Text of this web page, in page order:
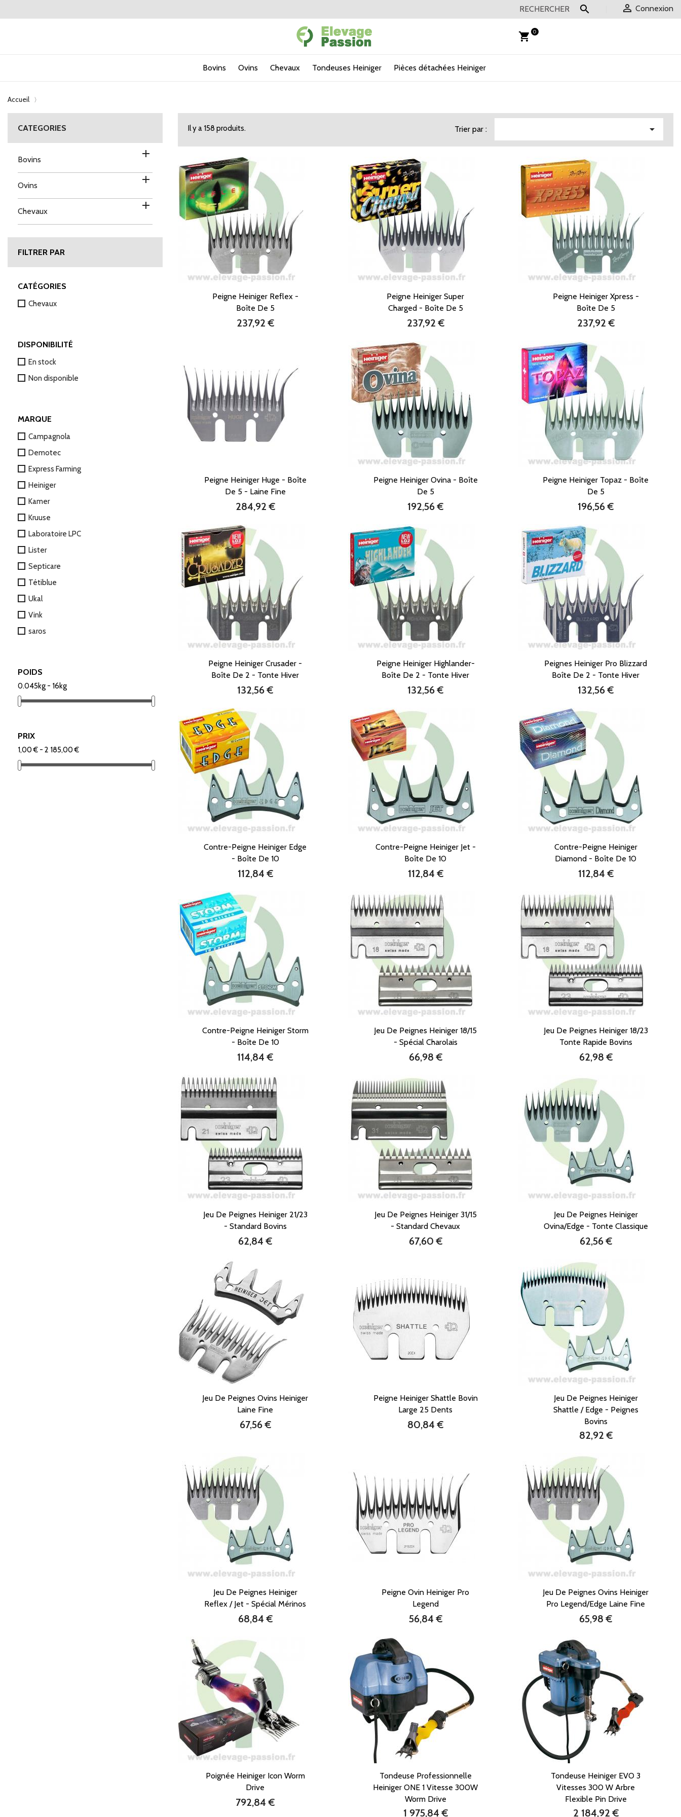
  Connexion
shopping_cart 0
Bovins Ovins Chevaux Tondeuses Heiniger Pièces détachées Heiniger
Accueil
CATEGORIES
Bovins 
Ovins 
Chevaux 
FILTRER PAR
CATÉGORIES
Chevaux
DISPONIBILITÉ
En stock
Non disponible
MARQUE
Campagnola
Demotec
Express Farming
Heiniger
Kamer
Kruuse
Laboratoire LPC
Lister
Septicare
Tétiblue
Ukal
Vink
saros
POIDS
0.045kg - 16kg
PRIX
1,00 € - 2 185,00 €
Il y a 158 produits. Trier par : 
Peigne Heiniger Reflex -
Boîte De 5
Prix
237,92 €
Peigne Heiniger Super
Charged - Boîte De 5
Prix
237,92 €
Peigne Heiniger Xpress -
Boîte De 5
Prix
237,92 €
Peigne Heiniger Huge - Boîte
De 5 - Laine Fine
Prix
284,92 €
Peigne Heiniger Ovina - Boîte
De 5
Prix
192,56 €
Peigne Heiniger Topaz - Boîte
De 5
Prix
196,56 €
Peigne Heiniger Crusader -
Boîte De 2 - Tonte Hiver
Prix
132,56 €
Peigne Heiniger Highlander-
Boîte De 2 - Tonte Hiver
Prix
132,56 €
Peignes Heiniger Pro Blizzard
Boîte De 2 - Tonte Hiver
Prix
132,56 €
Contre-Peigne Heiniger Edge
- Boîte De 10
Prix
112,84 €
Contre-Peigne Heiniger Jet -
Boîte De 10
Prix
112,84 €
Contre-Peigne Heiniger
Diamond - Boîte De 10
Prix
112,84 €
Contre-Peigne Heiniger Storm
- Boîte De 10
Prix
114,84 €
Jeu De Peignes Heiniger 18/15
- Spécial Charolais
Prix
66,98 €
Jeu De Peignes Heiniger 18/23
Tonte Rapide Bovins
Prix
62,98 €
Jeu De Peignes Heiniger 21/23
- Standard Bovins
Prix
62,84 €
Jeu De Peignes Heiniger 31/15
- Standard Chevaux
Prix
67,60 €
Jeu De Peignes Heiniger
Ovina/Edge - Tonte Classique
Prix
62,56 €
Jeu De Peignes Ovins Heiniger
Laine Fine
Prix
67,56 €
Peigne Heiniger Shattle Bovin
Large 25 Dents
Prix
80,84 €
Jeu De Peignes Heiniger
Shattle / Edge - Peignes
Bovins
Prix
82,92 €
Jeu De Peignes Heiniger
Reflex / Jet - Spécial Mérinos
Prix
68,84 €
Peigne Ovin Heiniger Pro
Legend
Prix
56,84 €
Jeu De Peignes Ovins Heiniger
Pro Legend/edge Laine Fine
Prix
65,98 €
Poignée Heiniger Icon Worm
Drive
Prix
792,84 €
Tondeuse Professionnelle
Heiniger ONE 1 Vitesse 300W
Worm Drive
1 975,84 €
Tondeuse Heiniger EVO 3
Vitesses 300 W Arbre
Flexible Pin Drive
2 184,92 €